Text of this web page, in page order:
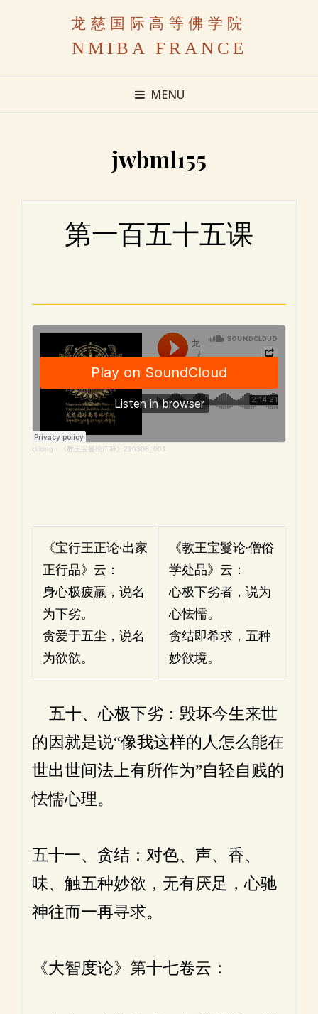
龙慈国际高等佛学院
NMIBA FRANCE
MENU
jwbml155
第一百五十五课
ci long · 《教王宝鬘论广释》210308_001
《宝行王正论·出家
正行品》云：
身心极疲羸，说名
为下劣。
贪爱于五尘，说名
为欲欲。
《教王宝鬘论·僧俗
学处品》云：
心极下劣者，说为
心怯懦。
贪结即希求，五种
妙欲境。
五十、心极下劣：毁坏今生来世
的因就是说“像我这样的人怎么能在
世出世间法上有所作为”自轻自贱的
怯懦心理。
五十一、贪结：对色、声、香、
味、触五种妙欲，无有厌足，心驰
神往而一再寻求。
《大智度论》第十七卷云：